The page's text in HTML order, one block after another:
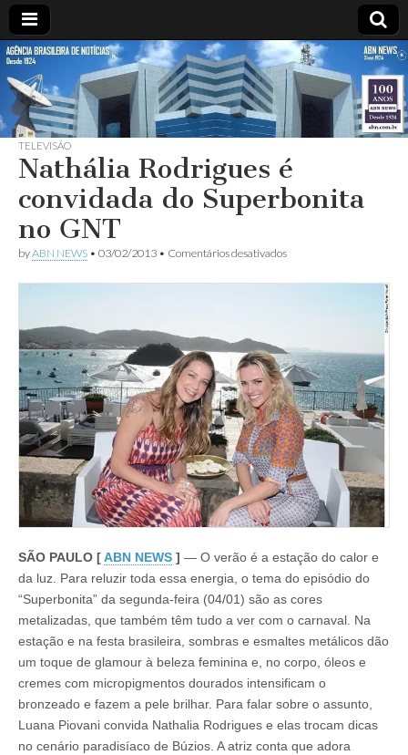
ABN
AGÊNCIA
BRASILEIRA
DE
NOTÍCIAS
DESDE
1924
TELEVISÃO
Nathália Rodrigues é
convidada do Superbonita
no GNT
byABN NEWS • 03/02/2013 • Comentários desativadosem
Rodrigues
no
GNT
SÃO PAULO [ABN NEWS ] — O verão é a estação do calor e
da luz. Para reluzir toda essa energia, o tema do episódio do
“Superbonita” da segunda-feira (04/01) são as cores
metalizadas, que também têm tudo a ver com o carnaval. Na
estação e na festa brasileira, sombras e esmaltes metálicos dão
um toque de glamour à beleza feminina e, no corpo, óleos e
cremes com micropigmentos dourados intensificam o
bronzeado e fazem a pele brilhar. Para falar sobre o assunto,
Luana Piovani convida Nathalia Rodrigues e elas trocam dicas
no cenário paradisíaco de Búzios. A atriz conta que adora